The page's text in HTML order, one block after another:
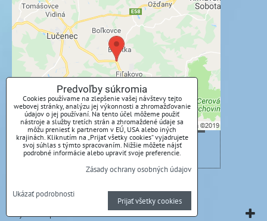
Externý obsah je blokovaný Voľbami
súkromia
Prajete si načítať externý obsah?
Povoliť tentokrát
Povoliť a zapamätať - súhlas s druhom cookie:
Funkčné
Otvoriť obsah v novom okne
Vytvorené pomocou:BiznisWeb.sk
Predvoľby súkromia
Cookies používame na zlepšenie vašej návštevy tejto
webovej stránky, analýzu jej výkonnosti a zhromažďovanie
údajov o jej používaní. Na tento účel môžeme použiť
nástroje a služby tretích strán a zhromaždené údaje sa
môžu preniesť k partnerom v EÚ, USA alebo iných
krajinách. Kliknutím na „Prijať všetky cookies“ vyjadrujete
svoj súhlas s týmto spracovaním. Nižšie môžete nájsť
podrobné informácie alebo upraviť svoje preferencie.
Zásady ochrany osobných údajov
Ukázať podrobnosti
Prijať všetky cookies